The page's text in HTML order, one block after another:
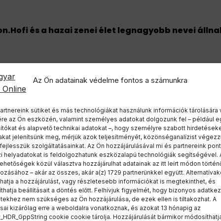
Az Ön adatainak védelme fontos a számunkra
sütiket és más technológiákat használunk információk tárolására
az Ön eszközén, valamint személyes adatokat dolgozunk fel – például
és alapvető technikai adatokat –, hogy személyre szabott
jelenítsünk meg, mérjük azok teljesítményét, közönséganalízist
szolgáltatásainkat. Az Ön hozzájárulásával mi és partnereink
helyadatokat is feldolgozhatunk eszközalapú technológiák segítségével.
közül választva hozzájárulhat adatainak az itt leírt módon
– akár az összes, akár a(z) 1729 partnerünkkel együtt.
a hozzájárulást, vagy részletesebb információkat is megtekinthet, és
beállításait a döntés előtt. Felhívjuk figyelmét, hogy bizonyos
nem szükséges az Ön hozzájárulása, de ezek ellen is tiltakozhat. A
kizárólag erre a weboldalra vonatkoznak, és azokat 13 hónapig az
cookie cookie tárolja. Hozzájárulását bármikor
és a hazai zenei élet legnagyobb nevei
első aranyérmét Párizsban
a köztársaságielnök-jelöltek nevei között
akik az…
választják ki a köztársaságielnök-jelöltet
Nemzeti Vagyonvisszaszerzési és Vagyonvédelmi…